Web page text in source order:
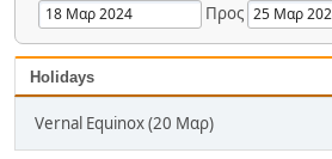
Προς
Holidays
Vernal Equinox (20 Μαρ)